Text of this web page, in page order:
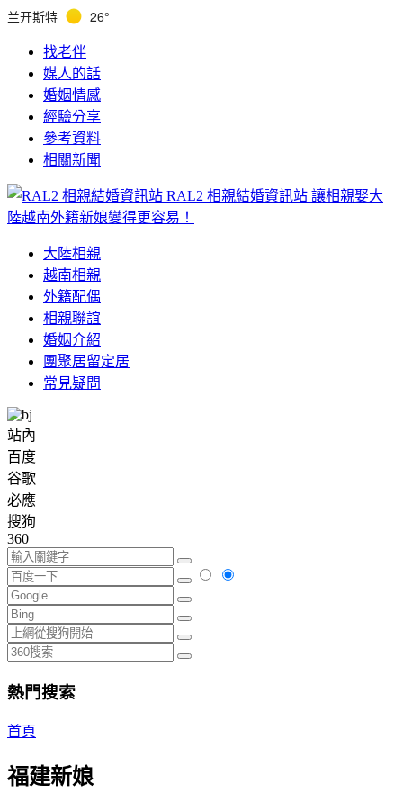
兰开斯特 26°
找老伴
媒人的話
婚姻情感
經驗分享
參考資料
相關新聞
RAL2 相親結婚資訊站 讓相親娶大
陸越南外籍新娘變得更容易！
大陸相親
越南相親
外籍配偶
相親聯誼
婚姻介紹
團聚居留定居
常見疑問
站內
百度
谷歌
必應
搜狗
360
熱門搜索
首頁
福建新娘